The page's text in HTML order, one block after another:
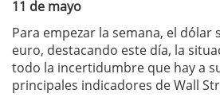
11 de mayo
Para empezar la semana, el dólar
euro, destacando este día, la
todo la incertidumbre que hay a
principales indicadores de Wall